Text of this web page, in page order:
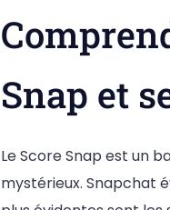
Snap et
Le Score Snap est un
mystérieux. Snapchat